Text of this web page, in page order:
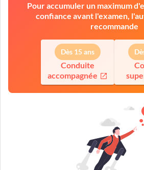
Pour accumuler un maximum
confiance avant l'examen,
recommande
Dès 15 ans
Conduite
accompagnée